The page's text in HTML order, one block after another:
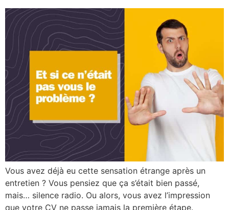
Vous avez déjà eu cette sensation étrange après un
entretien ? Vous pensiez que ça s’était bien passé,
mais… silence radio. Ou alors, vous avez l’impression
que votre CV ne passe jamais la première étape.